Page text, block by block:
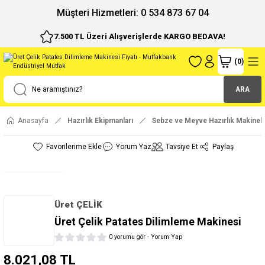
Müşteri Hizmetleri: 0 534 873 67 04
7.500 TL Üzeri Alışverişlerde KARGO BEDAVA!
ARA
(0)
Anasayfa Hazırlık Ekipmanları Sebze ve Meyve Hazırlık
Yorum Yaz Tavsiye Et Paylaş
Üret ÇELİK
Üret Çelik Patates Dilimleme Makinesi
0 yorumu gör - Yorum Yap
8.021,08 TL